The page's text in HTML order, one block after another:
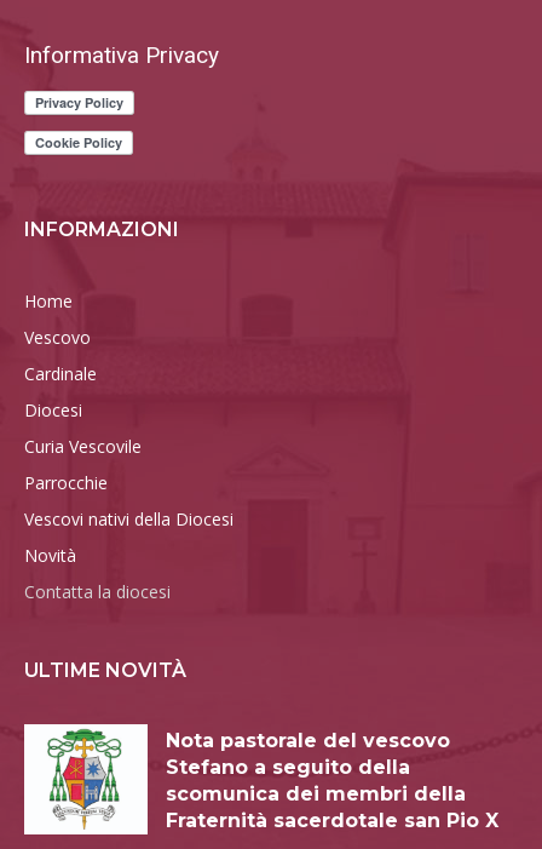
Informativa Privacy
INFORMAZIONI
Home
Vescovo
Cardinale
Diocesi
Curia Vescovile
Parrocchie
Vescovi nativi della Diocesi
Novità
Contatta la diocesi
ULTIME NOVITÀ
Nota pastorale del vescovo
Stefano a seguito della
scomunica dei membri della
Fraternità sacerdotale san Pio X